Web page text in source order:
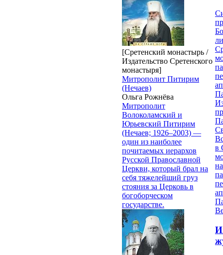
[Сретенский монастырь /
Издательство Сретенского
монастыря]
Митрополит Питирим
(Нечаев)
Ольга Рожнёва
Митрополит
Волоколамский и
Юрьевский Питирим
(Нечаев; 1926–2003) —
один из наиболее
почитаемых иерархов
Русской Православной
Церкви, который брал на
себя тяжелейший груз
стояния за Церковь в
богоборческом
государстве.
в